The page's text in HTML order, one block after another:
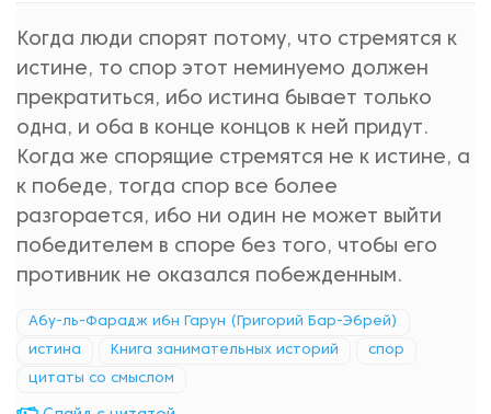
Когда люди спорят потому, что стремятся к
истине, то спор этот неминуемо должен
прекратиться, ибо истина бывает только
одна, и оба в конце концов к ней придут.
Когда же спорящие стремятся не к истине, а
к победе, тогда спор все более
разгорается, ибо ни один не может выйти
победителем в споре без того, чтобы его
противник не оказался побежденным.
Абу-ль-Фарадж ибн Гарун (Григорий Бар-Эбрей)
истина Книга занимательных историй спор
цитаты со смыслом